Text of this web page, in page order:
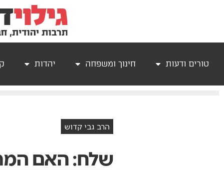
טורים ודעות חינוך ומשפחה יהדות
הרב גבי קדוש
שלח: האם